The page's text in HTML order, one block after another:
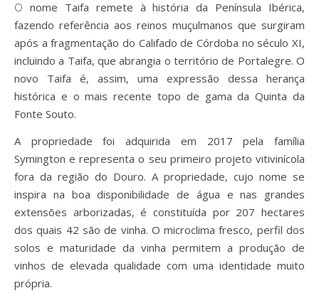
O nome Taifa remete à história da Península Ibérica,
fazendo referência aos reinos muçulmanos que surgiram
após a fragmentação do Califado de Córdoba no século XI,
incluindo a Taifa, que abrangia o território de Portalegre. O
novo Taifa é, assim, uma expressão dessa herança
histórica e o mais recente topo de gama da Quinta da
Fonte Souto.
A propriedade foi adquirida em 2017 pela família
Symington e representa o seu primeiro projeto vitivinícola
fora da região do Douro. A propriedade, cujo nome se
inspira na boa disponibilidade de água e nas grandes
extensões arborizadas, é constituída por 207 hectares
dos quais 42 são de vinha. O microclima fresco, perfil dos
solos e maturidade da vinha permitem a produção de
vinhos de elevada qualidade com uma identidade muito
própria.